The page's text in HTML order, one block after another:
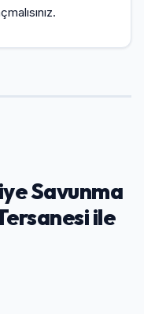
.
Savunma
ile